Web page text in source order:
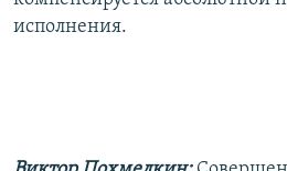
исполнения.